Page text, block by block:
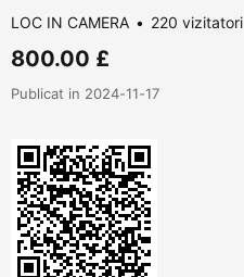
LOC IN CAMERA 220 vizitatori
800.00 £
Publicat in 2024-11-17